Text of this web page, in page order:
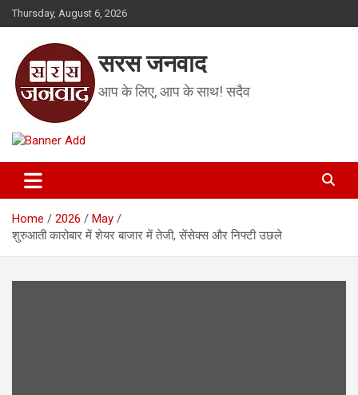
Skip
to
Thursday, August 6, 2026
सरस जनवाद
आप के लिए, आप के साथ! सदैव
Home 2026
May
शुरुआती कारोबार में शेयर बाजार में तेजी, सेंसेक्स और निफ्टी उछले